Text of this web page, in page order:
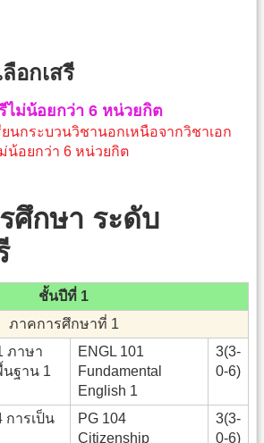
อกเสรี
ไม่น้อยกว่า 6 หน่วยกิต
นกระบวนวิชานอกเหนือจากวิชาเอก
น้อยกว่า 6 หน่วยกิต
ศึกษา ระดับ
ชั้นปีที่ 1
ภาคการศึกษาที่ 1
ภาษา
ฐาน 1
ENGL 101
Fundamental
English 1
3(3-
0-6)
การเป็น
PG 104
Citizenship
3(3-
0-6)